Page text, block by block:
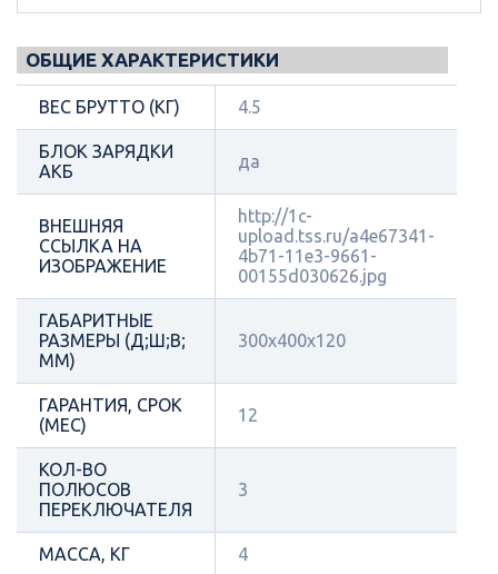
ОБЩИЕ ХАРАКТЕРИСТИКИ
ВЕС БРУТТО (КГ) 4.5
БЛОК ЗАРЯДКИ
АКБ
да
ВНЕШНЯЯ
ССЫЛКА НА
ИЗОБРАЖЕНИЕ
http://1c-
upload.tss.ru/a4e67341-
4b71-11e3-9661-
00155d030626.jpg
ГАБАРИТНЫЕ
РАЗМЕРЫ (Д;Ш;В;
ММ)
300х400х120
ГАРАНТИЯ, СРОК
(МЕС)
12
КОЛ-ВО
ПОЛЮСОВ
ПЕРЕКЛЮЧАТЕЛЯ
3
МАССА, КГ 4